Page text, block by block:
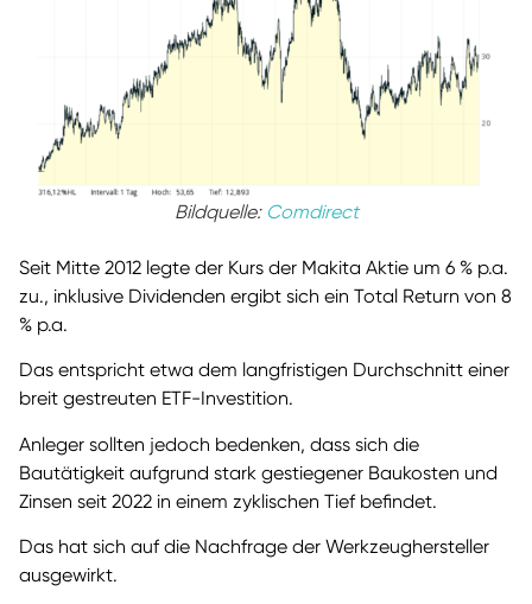
Bildquelle: Comdirect
Seit Mitte 2012 legte der Kurs der Makita Aktie um 6 % p.a.
zu., inklusive Dividenden ergibt sich ein Total Return von 8
% p.a.
Das entspricht etwa dem langfristigen Durchschnitt einer
breit gestreuten ETF-Investition.
Anleger sollten jedoch bedenken, dass sich die
Bautätigkeit aufgrund stark gestiegener Baukosten und
Zinsen seit 2022 in einem zyklischen Tief befindet.
Das hat sich auf die Nachfrage der Werkzeughersteller
ausgewirkt.